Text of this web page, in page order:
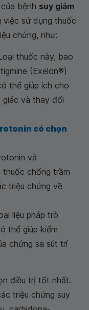
bệnh suy giảm
việc sử dụng thuốc
chứng, như:
thuốc này, bao
(Exelon®)
thể giúp ích cho
giác và thay đổi
có chọn
và
thuốc chống trầm
triệu chứng về
liệu pháp trò
thể giúp kiểm
chứng sa sút trí
điều trị tốt nhất.
triệu chứng suy